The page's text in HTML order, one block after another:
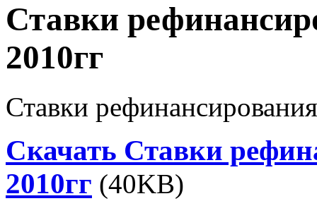
Ставки
2010гг
Ставки
Скачать Ставки
2010гг (40KB)